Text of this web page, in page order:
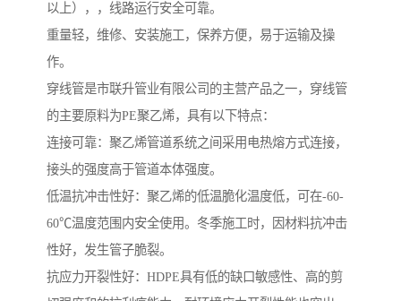
以上），，线路运行安全可靠。
重量轻，维修、安装施工，保养方便，易于运输及操
作。
穿线管是市联升管业有限公司的主营产品之一，穿线管
的主要原料为PE聚乙烯，具有以下特点：
连接可靠：聚乙烯管道系统之间采用电热熔方式连接，
接头的强度高于管道本体强度。
低温抗冲击性好：聚乙烯的低温脆化温度低，可在-60-
60℃温度范围内安全使用。冬季施工时，因材料抗冲击
性好，发生管子脆裂。
抗应力开裂性好：HDPE具有低的缺口敏感性、高的剪